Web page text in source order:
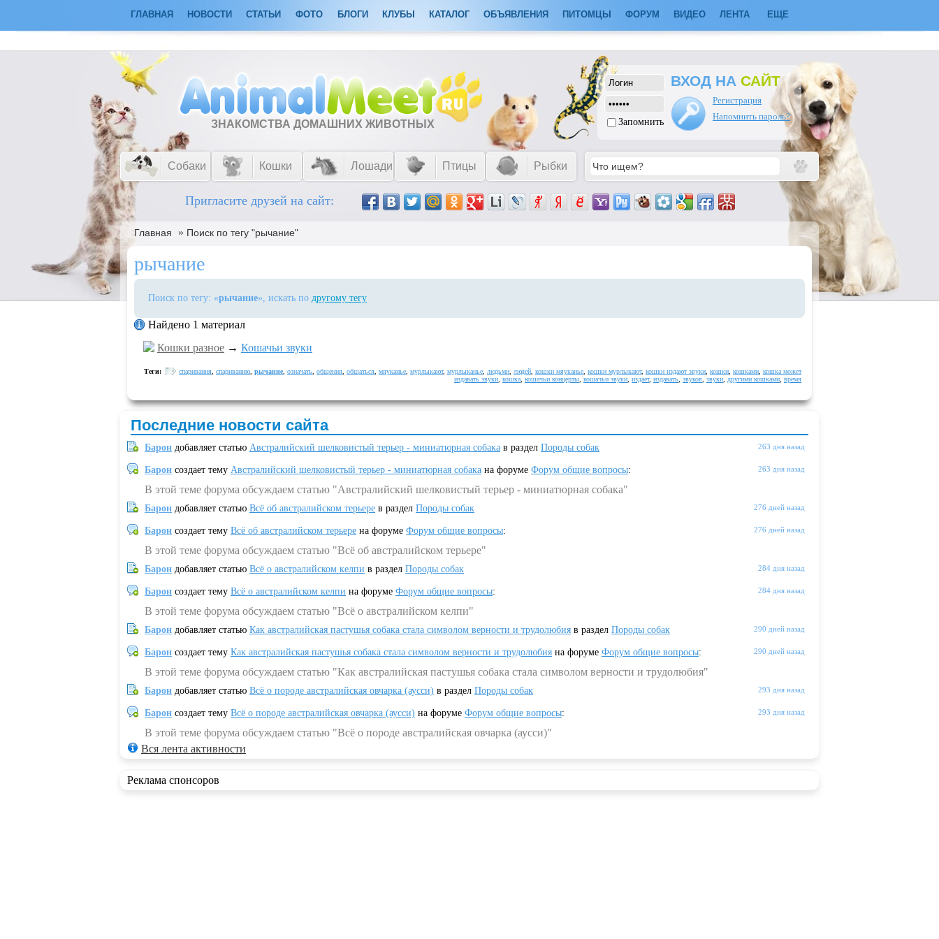
ГЛАВНАЯ НОВОСТИ СТАТЬИ ФОТО БЛОГИ КЛУБЫ КАТАЛОГ ОБЪЯВЛЕНИЯ ПИТОМЦЫ ФОРУМ ВИДЕО ЛЕНТА ЕЩЕ
ЗНАКОМСТВА ДОМАШНИХ ЖИВОТНЫХ Запомнить
ВХОД НА САЙТ
Регистрация
Напомнить пароль?
Собаки Кошки Лошади Птицы Рыбки
Пригласите друзей на сайт:
Главная » Поиск по тегу "рычание"
рычание
Поиск по тегу: «рычание», искать по другому тегу
Найдено 1 материал
Кошки разное → Кошачьи звуки
Теги: спаривания спариванию рычание означать общения общаться мяуканье мурлыкают, мурлыканье людьми людей кошки мяуканье кошки мурлыкают, кошки издают звуки кошки кошками кошка может
издавать звуки кошка кошачьи концерты кошачьи звуки издает, издавать звуков звуки другими кошками время
Последние новости сайта
263 дня назад
Барон добавляет статью Австралийский шелковистый терьер - миниатюрная собака в раздел Породы собак
263 дня назад
Барон создает тему Австралийский шелковистый терьер - миниатюрная собака на форуме Форум общие вопросы:
В этой теме форума обсуждаем статью "Австралийский шелковистый терьер - миниатюрная собака"
276 дней назад
Барон добавляет статью Всё об австралийском терьере в раздел Породы собак
276 дней назад
Барон создает тему Всё об австралийском терьере на форуме Форум общие вопросы:
В этой теме форума обсуждаем статью "Всё об австралийском терьере"
284 дня назад
Барон добавляет статью Всё о австралийском келпи в раздел Породы собак
284 дня назад
Барон создает тему Всё о австралийском келпи на форуме Форум общие вопросы:
В этой теме форума обсуждаем статью "Всё о австралийском келпи"
290 дней назад
Барон добавляет статью Как австралийская пастушья собака стала символом верности и трудолюбия в раздел Породы собак
290 дней назад
Барон создает тему Как австралийская пастушья собака стала символом верности и трудолюбия на форуме Форум общие вопросы:
В этой теме форума обсуждаем статью "Как австралийская пастушья собака стала символом верности и трудолюбия"
293 дня назад
Барон добавляет статью Всё о породе австралийская овчарка (аусси) в раздел Породы собак
293 дня назад
Барон создает тему Всё о породе австралийская овчарка (аусси) на форуме Форум общие вопросы:
В этой теме форума обсуждаем статью "Всё о породе австралийская овчарка (аусси)"
Вся лента активности
Реклама спонсоров